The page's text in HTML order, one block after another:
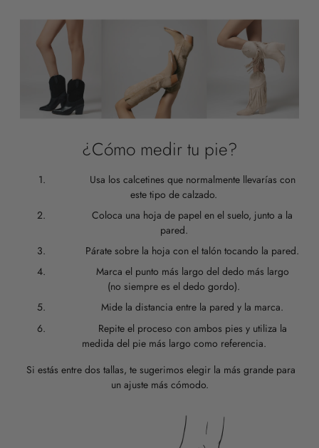
¿Cómo medir tu pie?
Usa los calcetines que normalmente llevarías con
este tipo de calzado.
Coloca una hoja de papel en el suelo, junto a la
pared.
Párate sobre la hoja con el talón tocando la pared.
Marca el punto más largo del dedo más largo
(no siempre es el dedo gordo).
Mide la distancia entre la pared y la marca.
Repite el proceso con ambos pies y utiliza la
medida del pie más largo como referencia.
Si estás entre dos tallas, te sugerimos elegir la más grande para
un ajuste más cómodo.